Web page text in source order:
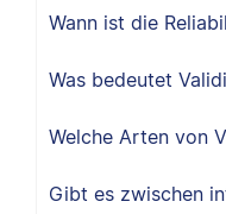
Wann ist die
Was bedeutet
Welche Arten von
Gibt es zwischen